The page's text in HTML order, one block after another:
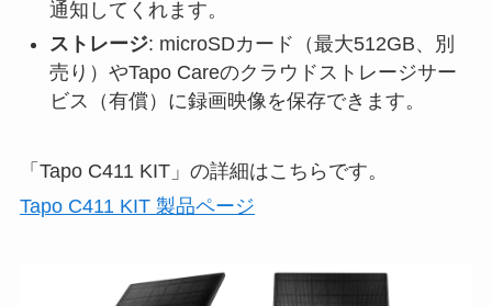
通知してくれます。
ストレージ: microSDカード（最大512GB、別
売り）やTapo Careのクラウドストレージサー
ビス（有償）に録画映像を保存できます。
「Tapo C411 KIT」の詳細はこちらです。
Tapo C411 KIT 製品ページ